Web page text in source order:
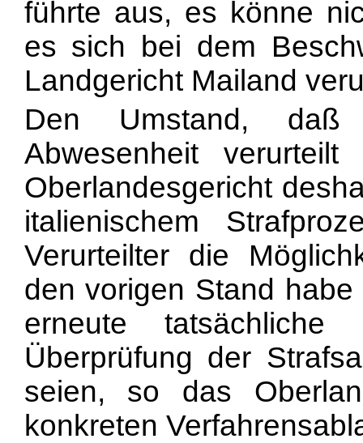
führte aus, es könne
es sich bei dem
Landgericht Mailand
Den Umstand, daß
Abwesenheit
Oberlandesgericht
italienischem
Verurteilter die
den vorigen Stand
erneute tatsächliche
Überprüfung der
seien, so das
konkreten